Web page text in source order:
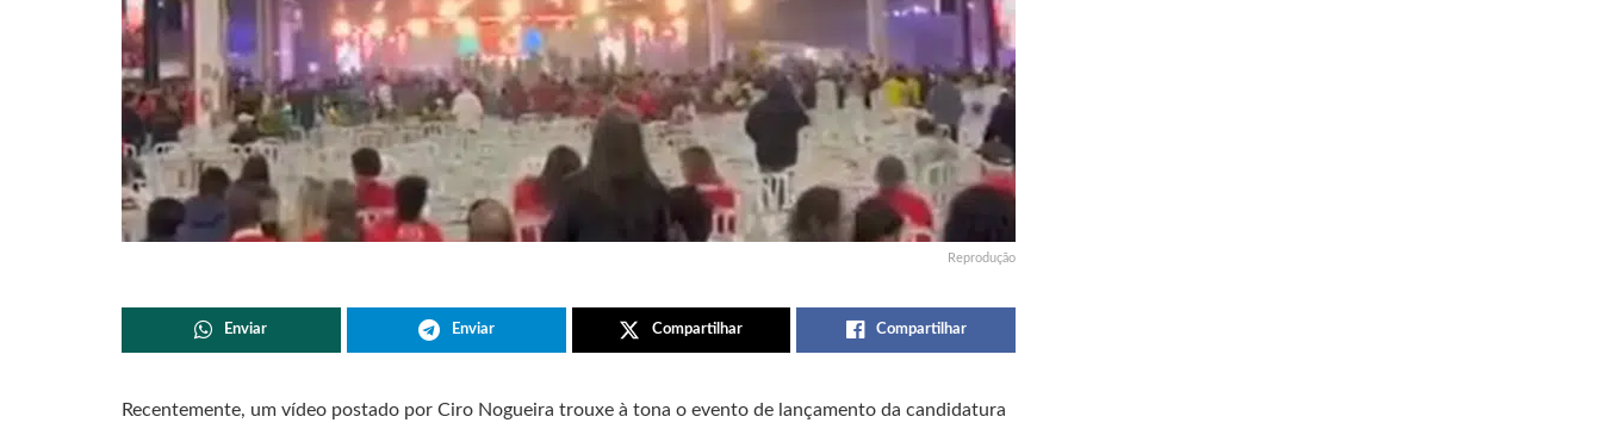
Reprodução
Enviar Enviar Compartilhar Compartilhar
Recentemente, um vídeo postado por Ciro Nogueira trouxe à tona o evento de lançamento da candidatura